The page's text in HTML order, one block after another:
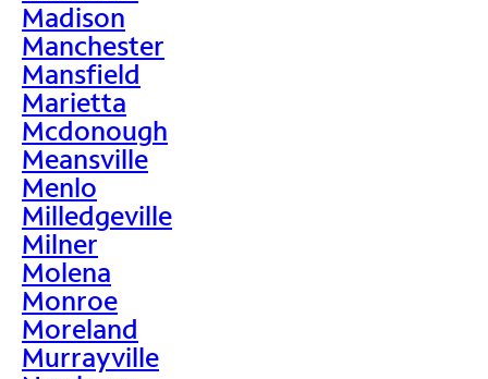
Madison
Manchester
Mansfield
Marietta
Mcdonough
Meansville
Menlo
Milledgeville
Milner
Molena
Monroe
Moreland
Murrayville